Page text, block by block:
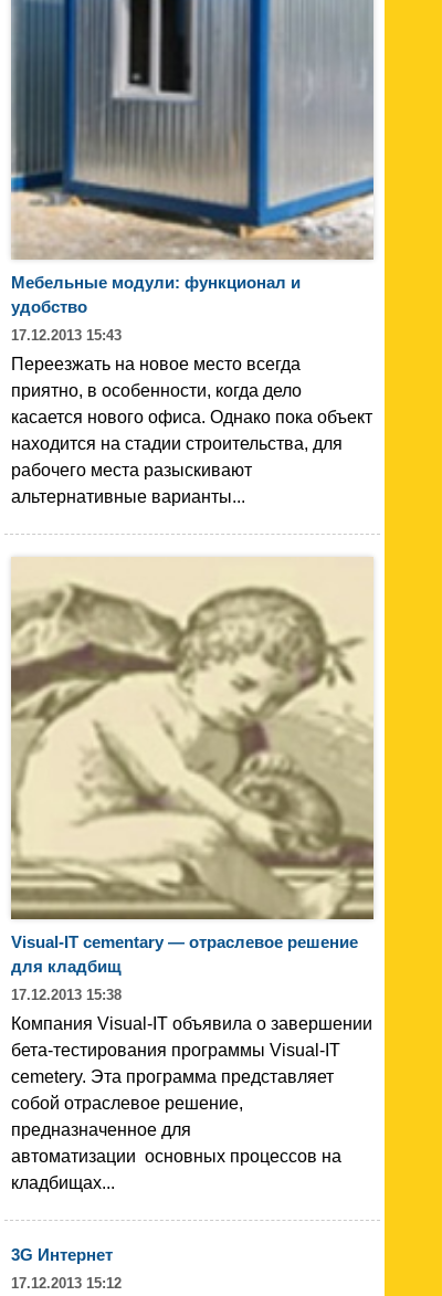
Мебельные модули: функционал и
удобство
17.12.2013 15:43
Переезжать на новое место всегда
приятно, в особенности, когда дело
касается нового офиса. Однако пока объект
находится на стадии строительства, для
рабочего места разыскивают
альтернативные варианты...
Visual-IT cementary — отраслевое решение
для кладбищ
17.12.2013 15:38
Компания Visual-IT объявила о завершении
бета-тестирования программы Visual-IT
cemetery. Эта программа представляет
собой отраслевое решение,
предназначенное для
автоматизации основных процессов на
кладбищах...
3G Интернет
17.12.2013 15:12